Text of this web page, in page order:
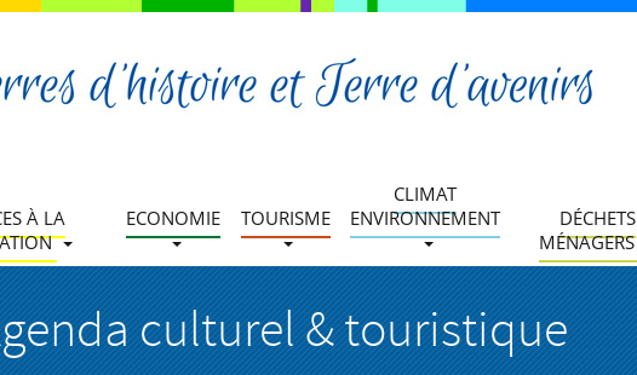
À LA
ECONOMIE TOURISME
CLIMAT
ENVIRONNEMENT
DÉCHETS
MÉNAGERS
culturel & touristique